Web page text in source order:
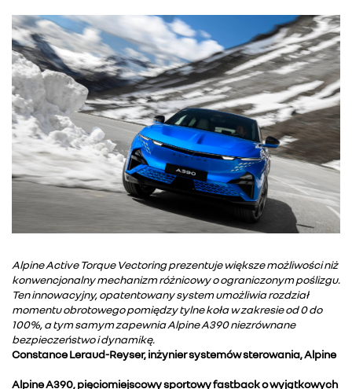
Alpine Active Torque Vectoring prezentuje większe możliwości niż
konwencjonalny mechanizm różnicowy o ograniczonym poślizgu.
Ten innowacyjny, opatentowany system umożliwia rozdział
momentu obrotowego pomiędzy tylne koła w zakresie od 0 do
100%, a tym samym zapewnia Alpine A390 niezrównane
bezpieczeństwo i dynamikę.
Constance Leraud-Reyser, inżynier systemów sterowania, Alpine
Alpine A390, pięciomiejscowy sportowy fastback o wyjątkowych